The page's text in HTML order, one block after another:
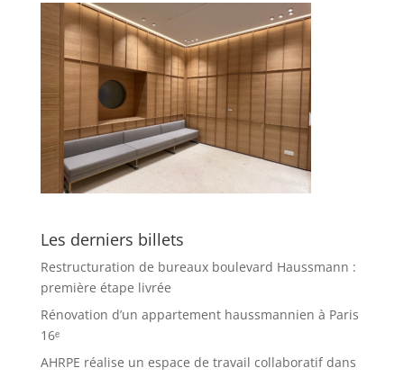
Les derniers billets
Restructuration de bureaux boulevard Haussmann :
première étape livrée
Rénovation d’un appartement haussmannien à Paris
16ᵉ
AHRPE réalise un espace de travail collaboratif dans